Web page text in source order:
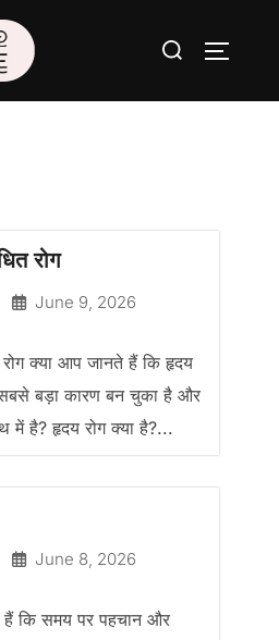
रोग
June 9, 2026
क्या आप जानते हैं कि हृदय
सबसे बड़ा कारण बन चुका है और
है? हृदय रोग क्या है?...
June 8, 2026
कि समय पर पहचान और